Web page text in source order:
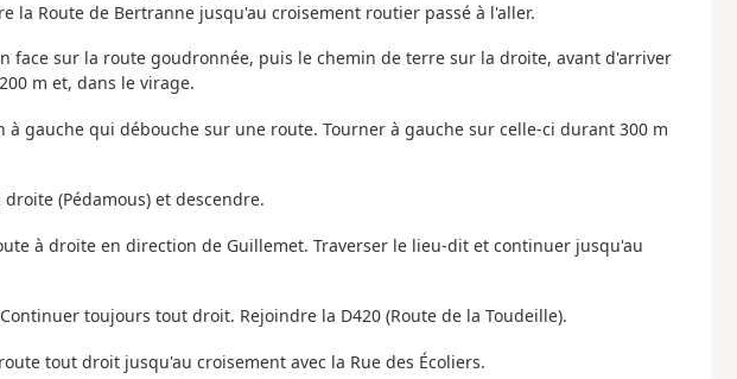
la Route de Bertranne jusqu'au croisement routier passé à l'aller.
face sur la route goudronnée, puis le chemin de terre sur la droite, avant d'arriver
m et, dans le virage.
à gauche qui débouche sur une route. Tourner à gauche sur celle-ci durant 300 m
(Pédamous) et descendre.
à droite en direction de Guillemet. Traverser le lieu-dit et continuer jusqu'au
toujours tout droit. Rejoindre la D420 (Route de la Toudeille).
tout droit jusqu'au croisement avec la Rue des Écoliers.